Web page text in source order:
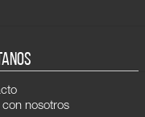
con nosotros